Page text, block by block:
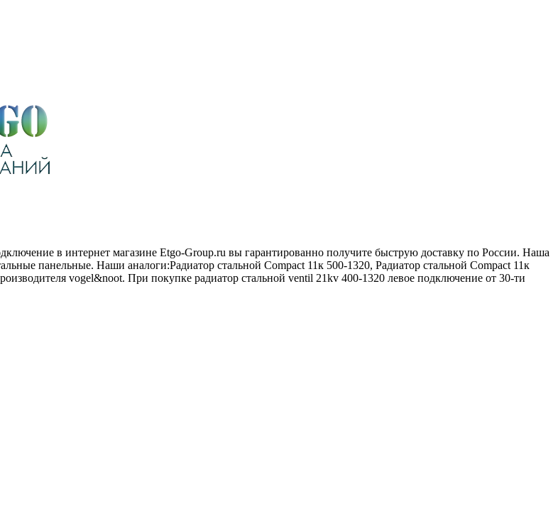
в интернет магазине Etgo-Group.ru вы гарантированно получите быструю доставку по России. Наша
панельные. Наши аналоги:Радиатор стальной Compact 11к 500-1320, Радиатор стальной Compact 11к
vogel&noot. При покупке радиатор стальной ventil 21kv 400-1320 левое подключение от 30-ти